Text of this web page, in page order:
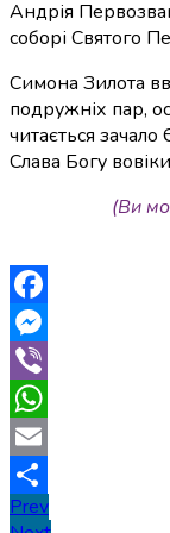
Андрія
соборі Святого
Симона Зилота
подружніх пар,
читається зачало
Слава Богу
(Ви
Facebook
Messenger
Viber
WhatsApp
Email
Поділитися
Навігація
Prev